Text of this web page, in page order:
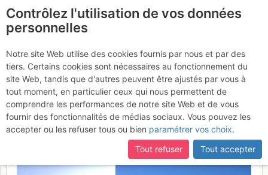
certaines pages ne sont plus accessibles, manquantes ou
incomplètes, déconnectez-vous puis reconnectez-vous à votre
compte sur le site.
Tête des Tablasses :
Arête frontière intégrale de
Frémamorte à Préfouns
12 juil. 2017
Contrôlez l'utilisation de vos données
personnelles
Notre site Web utilise des cookies fournis par nous et par des
tiers. Certains cookies sont nécessaires au fonctionnement du
site Web, tandis que d'autres peuvent être ajustés par vous à
tout moment, en particulier ceux qui nous permettent de
comprendre les performances de notre site Web et de vous
fournir des fonctionnalités de médias sociaux. Vous pouvez les
accepter ou les refuser tous ou bien paramétrer vos choix.
Tout refuser
Tout accepter